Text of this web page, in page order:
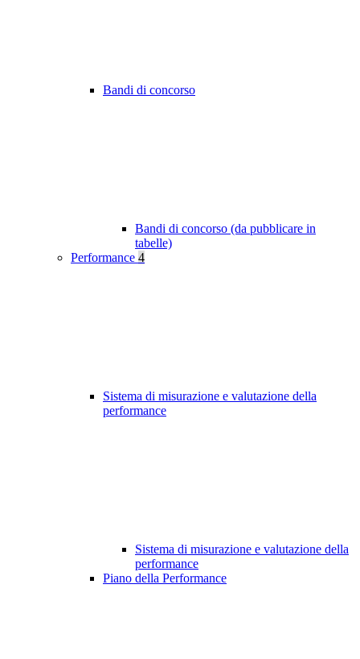
Bandi di concorso
Bandi di concorso (da pubblicare in
tabelle)
Performance 4
Sistema di misurazione e valutazione della
performance
Sistema di misurazione e valutazione della
performance
Piano della Performance